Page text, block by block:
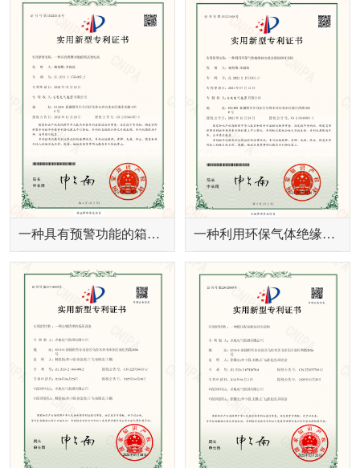
一种具有预警功能的箱式变电站 一种利用环保气体绝缘的交流金属封闭开关设备